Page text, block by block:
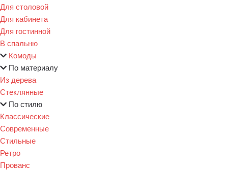
Для столовой
Для кабинета
Для гостинной
В спальню
Комоды
По материалу
Из дерева
Стеклянные
По стилю
Классические
Современные
Стильные
Ретро
Прованс